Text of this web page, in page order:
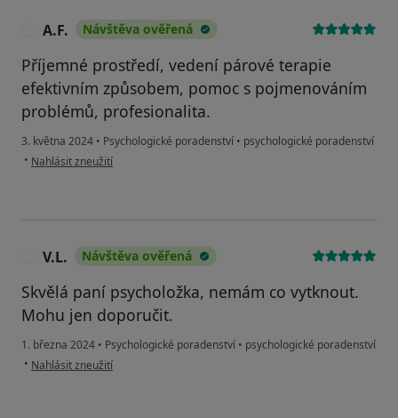
A.F. Návštěva ověřená
Příjemné prostředí, vedení párové terapie
efektivním způsobem, pomoc s pojmenováním
problémů, profesionalita.
3. května 2024 • Psychologické poradenství • psychologické poradenství
• podle názoru uživatele A.F.
Nahlásit zneužití
V.L. Návštěva ověřená
Skvělá paní psycholožka, nemám co vytknout.
Mohu jen doporučit.
1. března 2024 • Psychologické poradenství • psychologické poradenství
• podle názoru uživatele V.L.
Nahlásit zneužití